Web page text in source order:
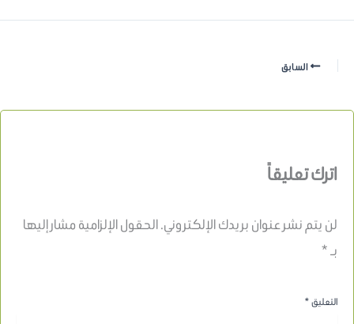
السابق
اترك تعليقاً
لن يتم نشر عنوان بريدك الإلكتروني.الحقول الإلزامية مشار إليها
بـ*
التعليق*